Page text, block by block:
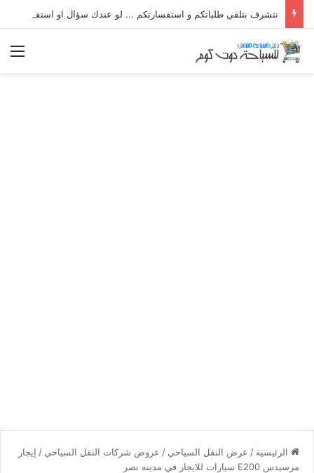
الرئيسية / عرض النقل السياحي / عروض شركات النقل السياحي / إيجار
مرسيدس E200 سيارات للايجار في مدينه نصر